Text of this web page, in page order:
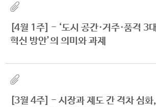
[4월 1주] - ‘도시 공간·거주·품격 3대
혁신 방안’의 의미와 과제
[3월 4주] - 시장과 제도 간 격차 심화,